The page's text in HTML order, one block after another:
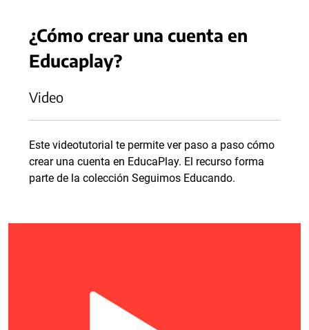
¿Cómo crear una cuenta en
Educaplay?
Video
Este videotutorial te permite ver paso a paso cómo
crear una cuenta en EducaPlay. El recurso forma
parte de la colección Seguimos Educando.